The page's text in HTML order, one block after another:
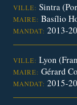
VILLE: Sintra
MAIRE: Basílio
MANDAT: 2013-
VILLE: Lyon
MAIRE: Gérard
MANDAT: 2015-